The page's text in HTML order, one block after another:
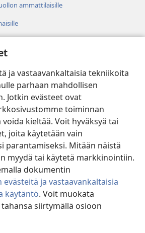
ja vastaavankaltaisia tekniikoita
parhaan mahdollisen
Jotkin evästeet ovat
toiminnan
kieltää. Voit hyväksyä tai
joita käytetään vain
parantamiseksi. Mitään näistä
myydä tai käytetä markkinointiin.
dokumentin
ja vastaavankaltaisia
käytäntö. Voit muokata
siirtymällä osioon
ammattilaisille
Bible and Tract Society of Pennsylvania.